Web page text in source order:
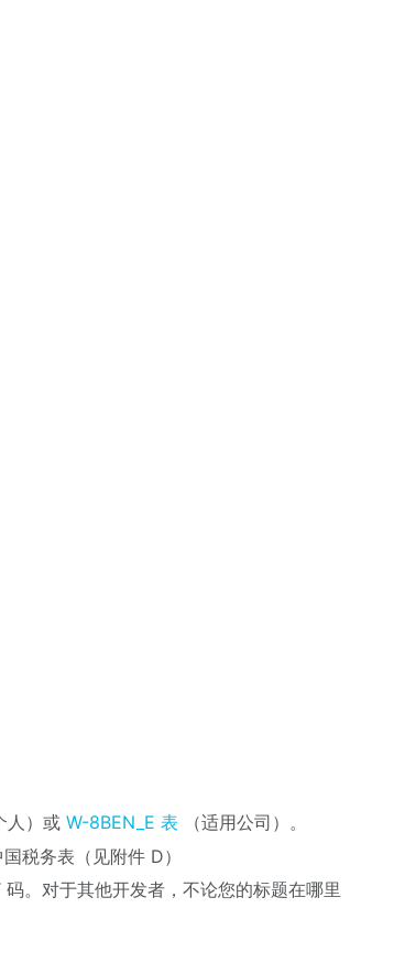
人）或 W-8BEN_E 表
（适用公司）。
税务表（见附件 D）
。对于其他开发者，不论您的标题在哪里